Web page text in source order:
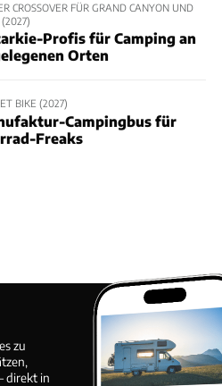
CROSSOVER FÜR GRAND CANYON UND
Profis für Camping an
Orten
BIKE (2027)
Campingbus für
Freaks
zu
direkt in